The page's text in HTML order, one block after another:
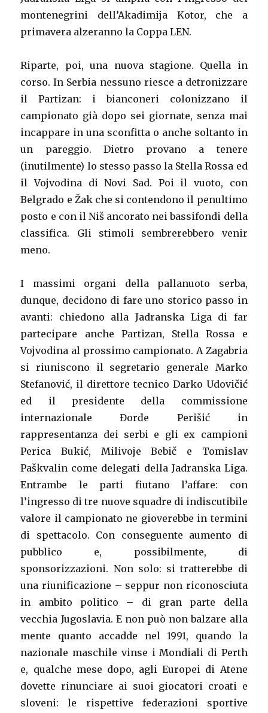
montenegrini dell’Akadimija Kotor, che a
primavera alzeranno la Coppa LEN.
Riparte, poi, una nuova stagione. Quella in
corso. In Serbia nessuno riesce a detronizzare
il Partizan: i bianconeri colonizzano il
campionato già dopo sei giornate, senza mai
incappare in una sconfitta o anche soltanto in
un pareggio. Dietro provano a tenere
(inutilmente) lo stesso passo la Stella Rossa ed
il Vojvodina di Novi Sad. Poi il vuoto, con
Belgrado e Žak che si contendono il penultimo
posto e con il Niš ancorato nei bassifondi della
classifica. Gli stimoli sembrerebbero venir
meno.
I massimi organi della pallanuoto serba,
dunque, decidono di fare uno storico passo in
avanti: chiedono alla Jadranska Liga di far
partecipare anche Partizan, Stella Rossa e
Vojvodina al prossimo campionato. A Zagabria
si riuniscono il segretario generale Marko
Stefanović, il direttore tecnico Darko Udovičić
ed il presidente della commissione
internazionale Đorđe Perišić in
rappresentanza dei serbi e gli ex campioni
Perica Bukić, Milivoje Bebič e Tomislav
Paškvalin come delegati della Jadranska Liga.
Entrambe le parti fiutano l’affare: con
l’ingresso di tre nuove squadre di indiscutibile
valore il campionato ne gioverebbe in termini
di spettacolo. Con conseguente aumento di
pubblico e, possibilmente, di
sponsorizzazioni. Non solo: si tratterebbe di
una riunificazione – seppur non riconosciuta
in ambito politico – di gran parte della
vecchia Jugoslavia. E non può non balzare alla
mente quanto accadde nel 1991, quando la
nazionale maschile vinse i Mondiali di Perth
e, qualche mese dopo, agli Europei di Atene
dovette rinunciare ai suoi giocatori croati e
sloveni: le rispettive federazioni sportive